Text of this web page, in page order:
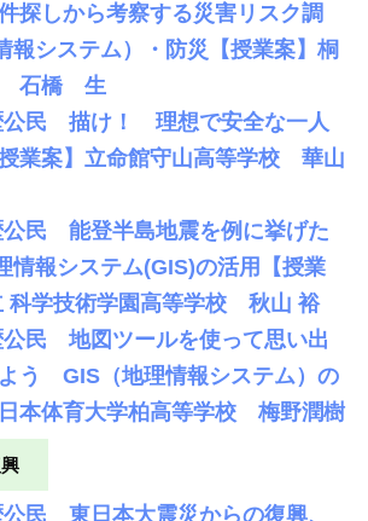
しから考察する災害リスク調
システム）・防災【授業案】桐
石橋 生
民 描け！ 理想で安全な一人
業案】立命館守山高等学校 華山
民 能登半島地震を例に挙げた
報システム(GIS)の活用【授業
科学技術学園高等学校 秋山 裕
民 地図ツールを使って思い出
う GIS（地理情報システム）の
本体育大学柏高等学校 梅野潤樹
民 東日本大震災からの復興、